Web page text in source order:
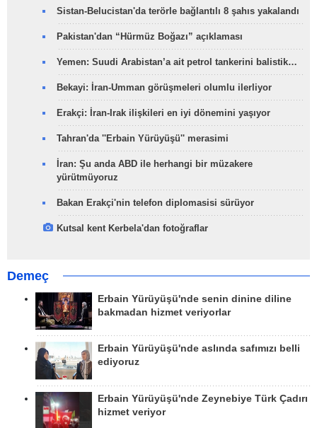
Sistan-Belucistan'da terörle bağlantılı 8 şahıs yakalandı
Pakistan'dan “Hürmüz Boğazı” açıklaması
Yemen: Suudi Arabistan’a ait petrol tankerini balistik…
Bekayi: İran-Umman görüşmeleri olumlu ilerliyor
Erakçi: İran-Irak ilişkileri en iyi dönemini yaşıyor
Tahran'da ''Erbain Yürüyüşü'' merasimi
İran: Şu anda ABD ile herhangi bir müzakere
yürütmüyoruz
Bakan Erakçi'nin telefon diplomasisi sürüyor
Kutsal kent Kerbela'dan fotoğraflar
Demeç
Erbain Yürüyüşü'nde senin dinine diline
bakmadan hizmet veriyorlar
Erbain Yürüyüşü'nde aslında safımızı belli
ediyoruz
Erbain Yürüyüşü'nde Zeynebiye Türk Çadırı
hizmet veriyor